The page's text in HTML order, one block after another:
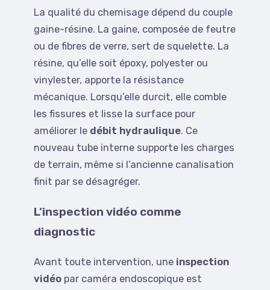
La qualité du chemisage dépend du couple
gaine-résine. La gaine, composée de feutre
ou de fibres de verre, sert de squelette. La
résine, qu’elle soit époxy, polyester ou
vinylester, apporte la résistance
mécanique. Lorsqu’elle durcit, elle comble
les fissures et lisse la surface pour
améliorer le débit hydraulique. Ce
nouveau tube interne supporte les charges
de terrain, même si l’ancienne canalisation
finit par se désagréger.
L’inspection vidéo comme
diagnostic
Avant toute intervention, une inspection
vidéo par caméra endoscopique est